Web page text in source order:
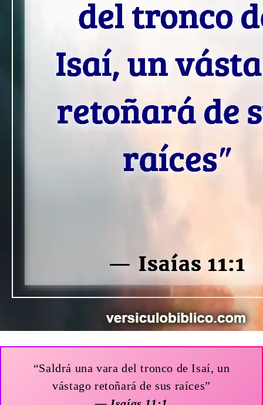
“Saldrá una vara del tronco de Isaí, un
vástago retoñará de sus raíces”